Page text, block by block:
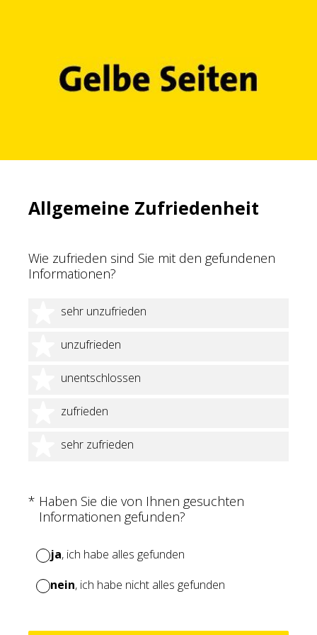
Allgemeine Zufriedenheit
Wie zufrieden sind Sie mit den gefundenen
Informationen?
sehr unzufrieden
1 Stern
unzufrieden
2 Sterne
unentschlossen
3 Sterne
zufrieden
4 Sterne
sehr zufrieden
5 Sterne
* Haben Sie die von Ihnen gesuchten
Informationen gefunden?
(Erforderlich.)
ja, ich habe alles gefunden
nein, ich habe nicht alles gefunden